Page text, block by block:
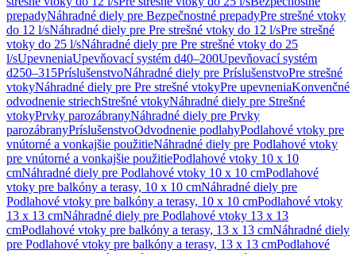
prepadyNáhradné diely pre Bezpečnostné prepadyPre strešné vtoky
do 12 l/sNáhradné diely pre Pre strešné vtoky do 12 l/sPre strešné
vtoky do 25 l/sNáhradné diely pre Pre strešné vtoky do 25
l/sUpevneniaUpevňovací systém d40–200Upevňovací systém
d250–315PríslušenstvoNáhradné diely pre PríslušenstvoPre strešné
vtokyNáhradné diely pre Pre strešné vtokyPre upevneniaKonvenčné
odvodnenie striechStrešné vtokyNáhradné diely pre Strešné
vtokyPrvky parozábranyNáhradné diely pre Prvky
parozábranyPríslušenstvoOdvodnenie podlahyPodlahové vtoky pre
vnútorné a vonkajšie použitieNáhradné diely pre Podlahové vtoky
pre vnútorné a vonkajšie použitiePodlahové vtoky 10 x 10
cmNáhradné diely pre Podlahové vtoky 10 x 10 cmPodlahové
vtoky pre balkóny a terasy, 10 x 10 cmNáhradné diely pre
Podlahové vtoky pre balkóny a terasy, 10 x 10 cmPodlahové vtoky
13 x 13 cmNáhradné diely pre Podlahové vtoky 13 x 13
cmPodlahové vtoky pre balkóny a terasy, 13 x 13 cmNáhradné diely
pre Podlahové vtoky pre balkóny a terasy, 13 x 13 cmPodlahové